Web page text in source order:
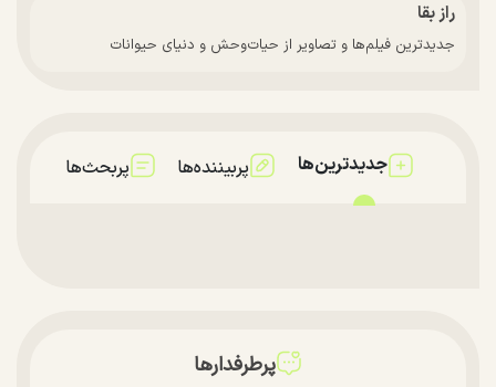
راز بقا
جدیدترین فیلم‌ها و تصاویر از حیات‌وحش و دنیای حیوانات
جدیدترین‌ها پربیننده‌ها پربحث‌ها
پرطرفدارها